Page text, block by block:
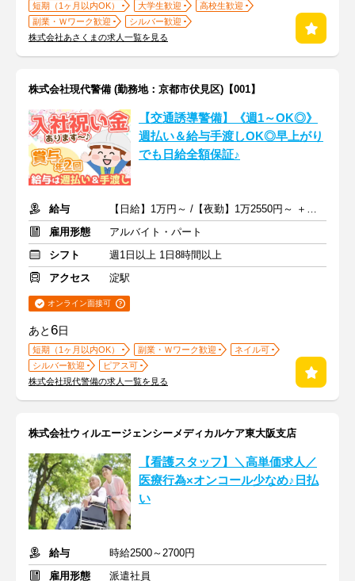
短期（1ヶ月以内OK） 大学生歓迎
高校生歓迎
副業・Ｗワーク歓迎
シルバー歓迎
株式会社あさくまの求人一覧を見る
株式会社現代警備 (勤務地：京都市伏見区)【001】
【交通誘導警備】《週1～OK◎》
週払い＆給与手渡しOK◎早上がり
でも日給全額保証♪
給与
【日給】1万円～ /【夜勤】1万2550円～ ＋交通費一部支給
雇用形態
アルバイト・パート
シフト
週1日以上 1日8時間以上
アクセス
淀駅
オンライン面接可
あと6日
短期（1ヶ月以内OK） 副業・Ｗワーク歓迎
ネイル可
シルバー歓迎
ピアス可
株式会社現代警備の求人一覧を見る
株式会社ウィルエージェンシーメディカルケア東大阪支店
【看護スタッフ】＼高単価求人／
医療行為×オンコール少なめ♪日払
い
給与
時給2500～2700円
雇用形態
派遣社員